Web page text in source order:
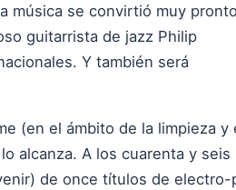
música se convirtió muy
guitarrista de jazz Philip
Y también será
(en el ámbito de la limpieza y
alcanza. A los cuarenta y seis
de once títulos de electro-